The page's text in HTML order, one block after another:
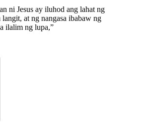
ni Jesus ay iluhod ang lahat ng
langit, at ng nangasa ibabaw ng
ilalim ng lupa,”